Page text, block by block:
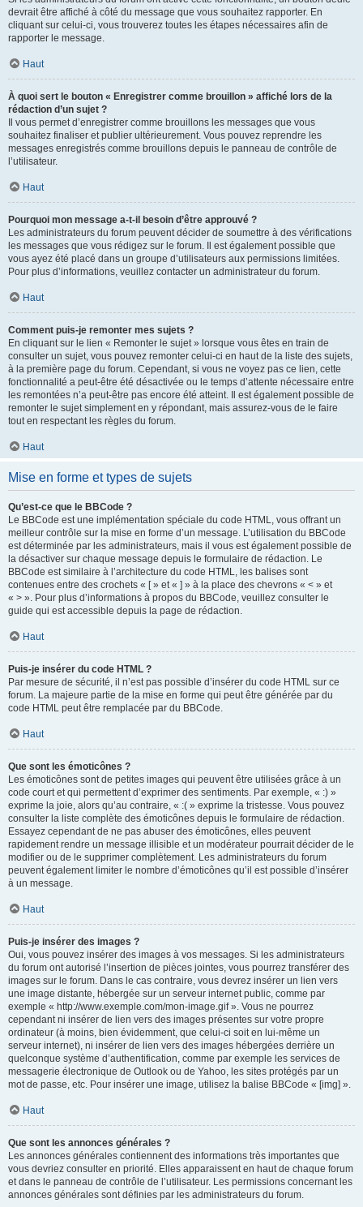
devrait être affiché à côté du message que vous souhaitez rapporter. En
cliquant sur celui-ci, vous trouverez toutes les étapes nécessaires afin de
rapporter le message.
Haut
À quoi sert le bouton « Enregistrer comme brouillon » affiché lors de la
rédaction d’un sujet ?
Il vous permet d’enregistrer comme brouillons les messages que vous
souhaitez finaliser et publier ultérieurement. Vous pouvez reprendre les
messages enregistrés comme brouillons depuis le panneau de contrôle de
l’utilisateur.
Haut
Pourquoi mon message a-t-il besoin d’être approuvé ?
Les administrateurs du forum peuvent décider de soumettre à des vérifications
les messages que vous rédigez sur le forum. Il est également possible que
vous ayez été placé dans un groupe d’utilisateurs aux permissions limitées.
Pour plus d’informations, veuillez contacter un administrateur du forum.
Haut
Comment puis-je remonter mes sujets ?
En cliquant sur le lien « Remonter le sujet » lorsque vous êtes en train de
consulter un sujet, vous pouvez remonter celui-ci en haut de la liste des sujets,
à la première page du forum. Cependant, si vous ne voyez pas ce lien, cette
fonctionnalité a peut-être été désactivée ou le temps d’attente nécessaire entre
les remontées n’a peut-être pas encore été atteint. Il est également possible de
remonter le sujet simplement en y répondant, mais assurez-vous de le faire
tout en respectant les règles du forum.
Haut
Mise en forme et types de sujets
Qu’est-ce que le BBCode ?
Le BBCode est une implémentation spéciale du code HTML, vous offrant un
meilleur contrôle sur la mise en forme d’un message. L’utilisation du BBCode
est déterminée par les administrateurs, mais il vous est également possible de
la désactiver sur chaque message depuis le formulaire de rédaction. Le
BBCode est similaire à l’architecture du code HTML, les balises sont
contenues entre des crochets « [ » et « ] » à la place des chevrons « < » et
« > ». Pour plus d’informations à propos du BBCode, veuillez consulter le
guide qui est accessible depuis la page de rédaction.
Haut
Puis-je insérer du code HTML ?
Par mesure de sécurité, il n’est pas possible d’insérer du code HTML sur ce
forum. La majeure partie de la mise en forme qui peut être générée par du
code HTML peut être remplacée par du BBCode.
Haut
Que sont les émoticônes ?
Les émoticônes sont de petites images qui peuvent être utilisées grâce à un
code court et qui permettent d’exprimer des sentiments. Par exemple, « :) »
exprime la joie, alors qu’au contraire, « :( » exprime la tristesse. Vous pouvez
consulter la liste complète des émoticônes depuis le formulaire de rédaction.
Essayez cependant de ne pas abuser des émoticônes, elles peuvent
rapidement rendre un message illisible et un modérateur pourrait décider de le
modifier ou de le supprimer complètement. Les administrateurs du forum
peuvent également limiter le nombre d’émoticônes qu’il est possible d’insérer
à un message.
Haut
Puis-je insérer des images ?
Oui, vous pouvez insérer des images à vos messages. Si les administrateurs
du forum ont autorisé l’insertion de pièces jointes, vous pourrez transférer des
images sur le forum. Dans le cas contraire, vous devrez insérer un lien vers
une image distante, hébergée sur un serveur internet public, comme par
exemple « http://www.exemple.com/mon-image.gif ». Vous ne pourrez
cependant ni insérer de lien vers des images présentes sur votre propre
ordinateur (à moins, bien évidemment, que celui-ci soit en lui-même un
serveur internet), ni insérer de lien vers des images hébergées derrière un
quelconque système d’authentification, comme par exemple les services de
messagerie électronique de Outlook ou de Yahoo, les sites protégés par un
mot de passe, etc. Pour insérer une image, utilisez la balise BBCode « [img] ».
Haut
Que sont les annonces générales ?
Les annonces générales contiennent des informations très importantes que
vous devriez consulter en priorité. Elles apparaissent en haut de chaque forum
et dans le panneau de contrôle de l’utilisateur. Les permissions concernant les
annonces générales sont définies par les administrateurs du forum.